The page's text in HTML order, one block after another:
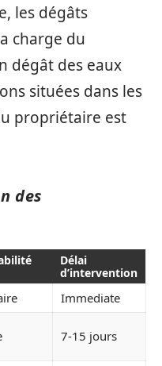
les dégâts
charge du
dégât des eaux
situées dans les
propriétaire est
des
Délai
d’intervention
Immediate
7-15 jours